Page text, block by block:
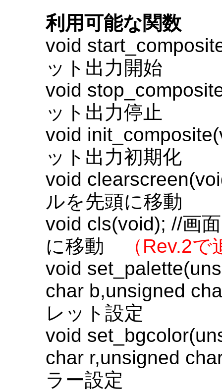
利用可能な関数
void
ット出力開始
void
ット出力停止
void
ット出力初期化
void
ルを先頭に移動
void cls(void); //画
に移動
（Rev.2で
void
char b,unsigned
レット設定
void
char r,unsigned
ラー設定